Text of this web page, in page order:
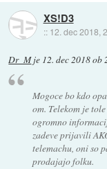
XS!D3
:: 12. dec 2018,
Dr_Mje 12. dec 2018 ob
Mogoce bo kdo
om. Telekom je
ogromno
zadeve prijavili
telemachu, oni so
prodajajo folku.